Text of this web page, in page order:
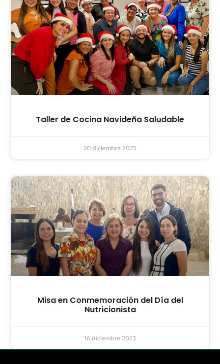
Taller de Cocina Navideña Saludable
20 diciembre 2023
Misa en Conmemoración del Día del
Nutricionista
16 diciembre 2023